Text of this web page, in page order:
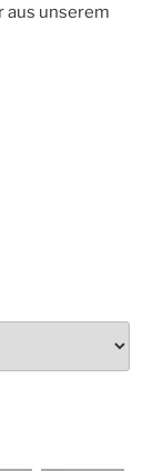
aus unserem